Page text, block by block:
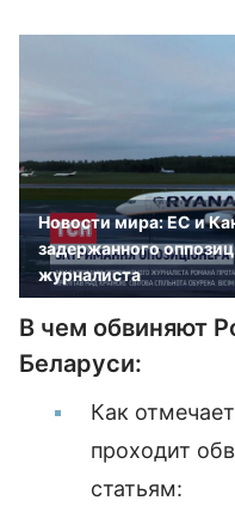
Новости мира: ЕС и
задержанного
журналиста
В чем обвиняют
Беларуси:
Как отмечает
проходит
статьям: